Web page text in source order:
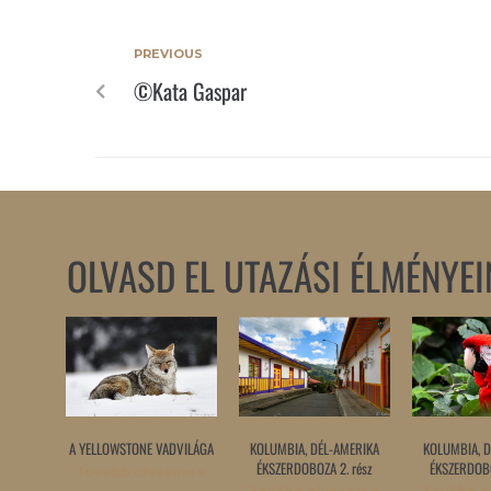
PREVIOUS
©Kata Gaspar
OLVASD EL UTAZÁSI
A YELLOWSTONE VADVILÁGA
KOLUMBIA, DÉL-AMERIKA
ÉKSZERDOBOZA 2. rész
KOLUMBIA,